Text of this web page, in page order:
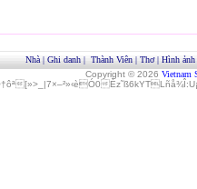
Nhà | Ghi danh | Thành Viên | Thơ| Hình ảnh
Copyright © 2026 Vietnam
[»>_|7×–²»‹èÓ0